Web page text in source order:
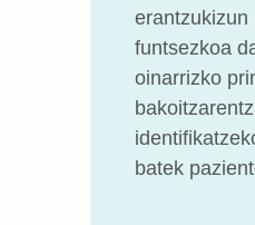
erantzukizun
funtsezkoa
oinarrizko
batek